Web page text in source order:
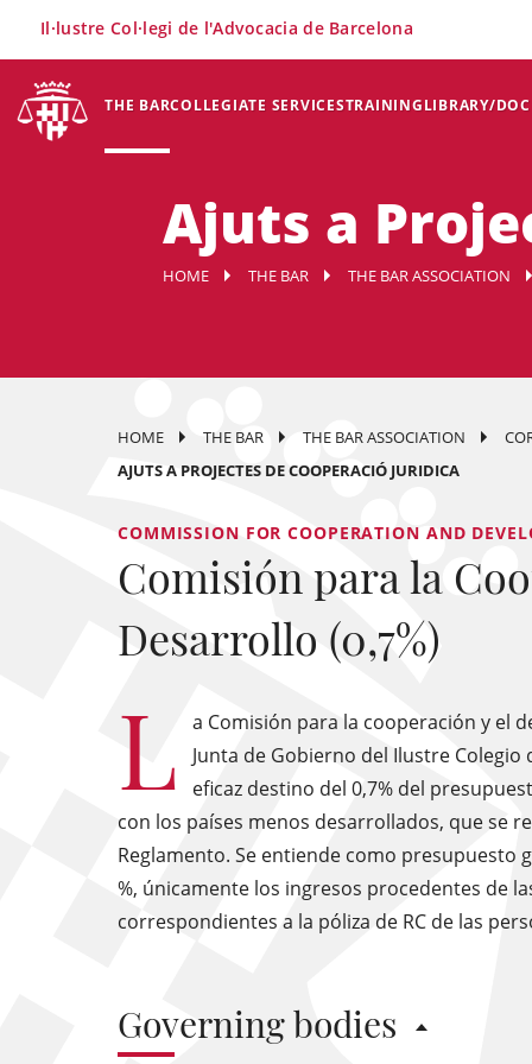
THE BARCOLLEGIATE SERVICESTRAININGLIBRARY/
Il·lustre Col·legi de l'Advocacia de Barcelona
Ajuts a
HOME THE BAR THE BAR ASSOCIATION
HOME THE BAR THE BAR ASSOCIATION
AJUTS A PROJECTES DE COOPERACIÓ JURIDICA
COMMISSION FOR COOPERATION AND
Comisión para la
Desarrollo (0,7%)
L
a Comisión para la cooperación y el
Junta de Gobierno del Ilustre
eficaz destino del 0,7% del
con los países menos desarrollados, que se
Reglamento. Se entiende como presupuesto
%, únicamente los ingresos procedentes de
correspondientes a la póliza de RC de las
Governing bodies